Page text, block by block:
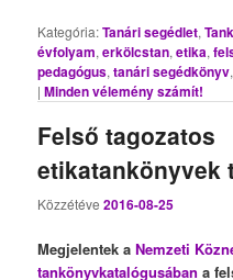
Kategória:Tanári segédlet,
évfolyam,erkölcstan,etika,
pedagógus,tanári segédkönyv
|Minden vélemény számít!
Felső tagozatos
etikatankönyvek
Közzétéve2016-08-25
Megjelentek a Nemzeti
tankönyvkatalógusában a